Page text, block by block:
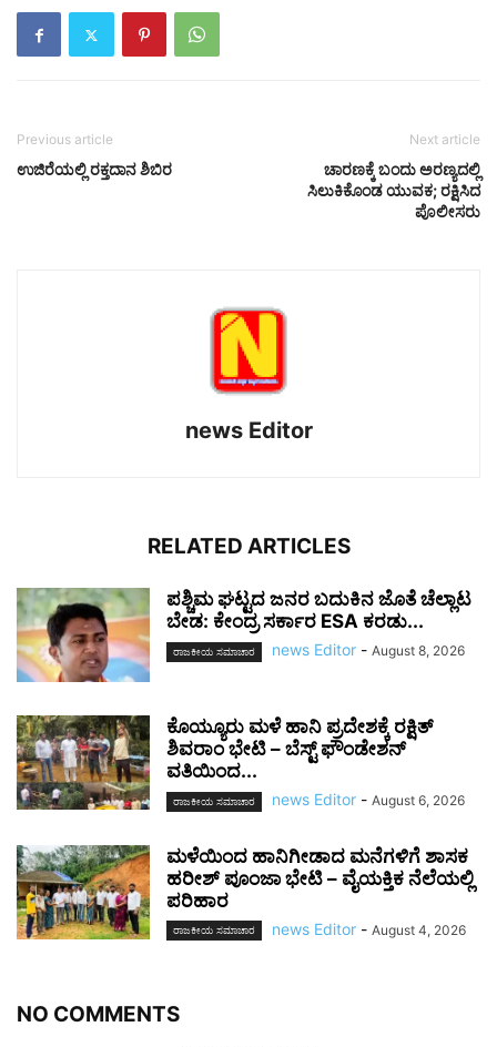
Previous article
ಉಜಿರೆಯಲ್ಲಿ ರಕ್ತದಾನ ಶಿಬಿರ
Next article
ಚಾರಣಕ್ಕೆ ಬಂದು ಅರಣ್ಯದಲ್ಲಿ
ಸಿಲುಕಿಕೊಂಡ ಯುವಕ; ರಕ್ಷಿಸಿದ
ಪೊಲೀಸರು
news Editor
RELATED ARTICLES
ಪಶ್ಚಿಮ ಘಟ್ಟದ ಜನರ ಬದುಕಿನ ಜೊತೆ ಚೆಲ್ಲಾಟ
ಬೇಡ: ಕೇಂದ್ರ ಸರ್ಕಾರ ESA ಕರಡು...
ರಾಜಕೀಯ ಸಮಾಚಾರ news Editor - August 8, 2026
ಕೊಯ್ಯೂರು ಮಳೆ ಹಾನಿ ಪ್ರದೇಶಕ್ಕೆ ರಕ್ಷಿತ್
ಶಿವರಾಂ ಭೇಟಿ – ಬೆಸ್ಟ್ ಫೌಂಡೇಶನ್
ವತಿಯಿಂದ...
ರಾಜಕೀಯ ಸಮಾಚಾರ news Editor - August 6, 2026
ಮಳೆಯಿಂದ ಹಾನಿಗೀಡಾದ ಮನೆಗಳಿಗೆ ಶಾಸಕ
ಹರೀಶ್ ಪೂಂಜಾ ಭೇಟಿ – ವೈಯಕ್ತಿಕ ನೆಲೆಯಲ್ಲಿ
ಪರಿಹಾರ
ರಾಜಕೀಯ ಸಮಾಚಾರ news Editor - August 4, 2026
NO COMMENTS